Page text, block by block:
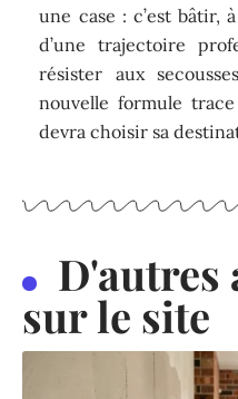
une case : c’est bâtir,
d’une trajectoire
résister aux
nouvelle formule
devra choisir sa
D'autres
sur le site